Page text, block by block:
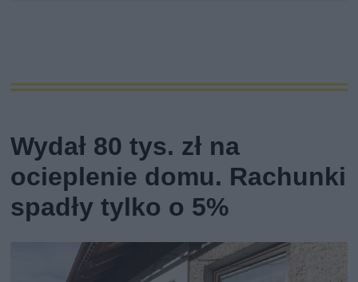
Wydał 80 tys. zł na
ocieplenie domu. Rachunki
spadły tylko o 5%